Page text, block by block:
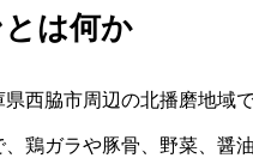
は何か
西脇市周辺の北播磨地域
鶏ガラや豚骨、野菜、醤